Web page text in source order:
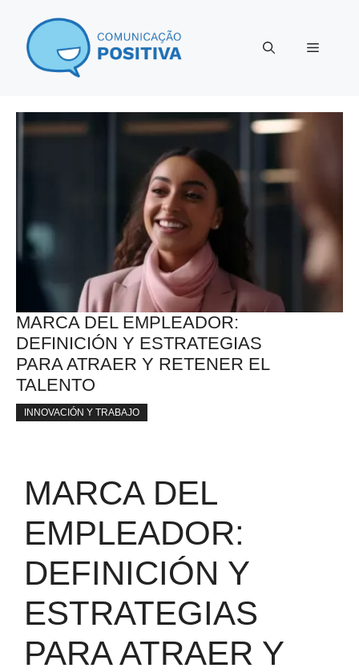
contenido
Menú
MARCA DEL EMPLEADOR:
DEFINICIÓN Y ESTRATEGIAS
PARA ATRAER Y RETENER EL
TALENTO
INNOVACIÓN Y TRABAJO
MARCA DEL
EMPLEADOR:
DEFINICIÓN Y
ESTRATEGIAS
PARA ATRAER Y